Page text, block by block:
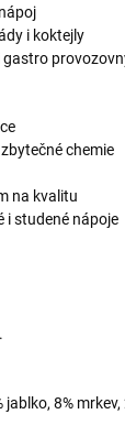
i koktejly
gastro
chemie
na kvalitu
i studené nápoje
jablko, 8%